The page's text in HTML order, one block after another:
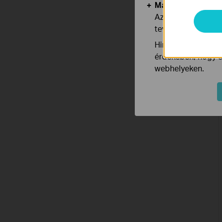
Marketing és
Az elemző cookie
tevékenységeit,
Hirdetési
érdekében, hogy
webhelyeken.